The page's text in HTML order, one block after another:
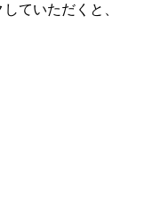
ていただくと、